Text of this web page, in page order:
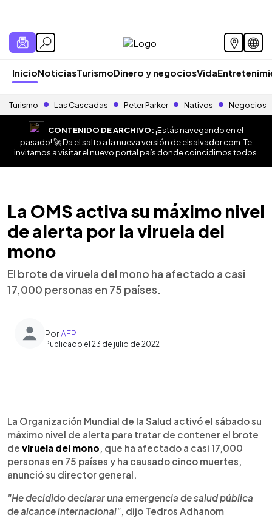
InicioNoticiasTurismoDinero y negociosVida
Turismo Las Cascadas Peter Parker Nativos Negocios
CONTENIDO DE ARCHIVO:¡Estás navegando en el
pasado! 🚀 Da el salto a la nueva versión deelsalvador.com . Te
invitamos a visitar el nuevo portal país donde coincidimos todos.
La OMS activa su máximo nivel
de alerta por la viruela del
mono
El brote de viruela del mono ha afectado a casi
17,000 personas en 75 países.
PorAFP
Publicado el 23 de julio de 2022
Escuchar artículo
La Organización Mundial de la Salud activó el sábado su
máximo nivel de alerta para tratar de contener el brote
de viruela del mono, que ha afectado a casi 17,000
personas en 75 países y ha causado cinco muertes,
anunció su director general.
"He decidido declarar una emergencia de salud pública
de alcance internacional", dijo Tedros Adhanom